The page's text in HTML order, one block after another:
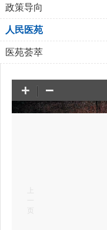
政策导向
人民医苑
医苑荟萃